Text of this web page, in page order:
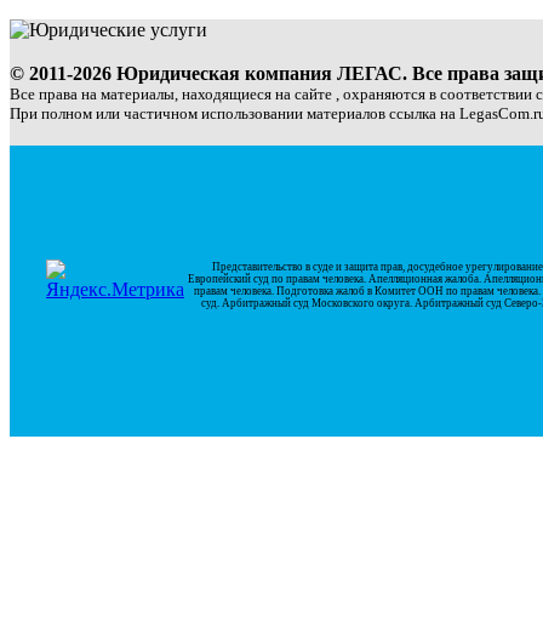
© 2011-2026 Юридическая компания ЛЕГАС. Все права
Все права на материалы, находящиеся на сайте , охраняются в соответствии
При полном или частичном использовании материалов ссылка на
Представительство в суде и защита прав, досудебное
Европейский суд по правам человека. Апелляционная жалоба.
правам человека. Подготовка жалоб в Комитет ООН по правам
суд. Арбитражный суд Московского округа. Арбитражный суд